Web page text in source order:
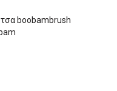
boobambrush